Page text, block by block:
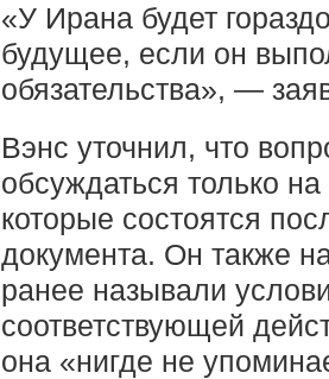
«У Ирана будет
будущее, если он
обязательства», —
Вэнс уточнил, что
обсуждаться только
которые состоятся
документа. Он также
ранее называли
соответствующей
она «нигде не